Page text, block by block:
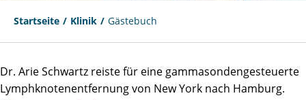
Startseite Klinik Gästebuch
Dr. Arie Schwartz reiste für eine gammasondengesteuerte
Lymphknotenentfernung von New York nach Hamburg.